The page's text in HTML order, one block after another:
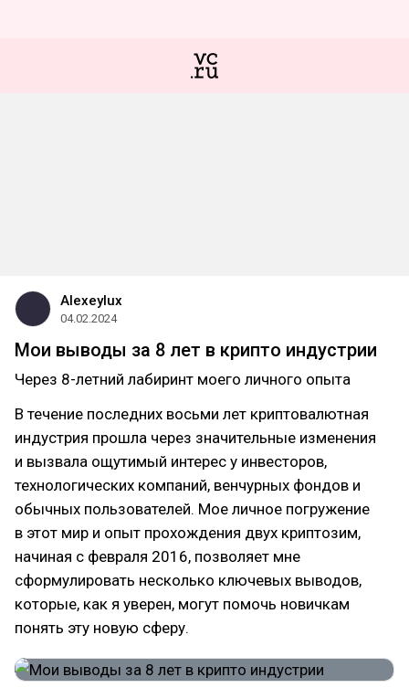
Alexeylux
04.02.2024
Мои выводы за 8 лет в крипто индустрии
Через 8-летний лабиринт моего личного опыта
В течение последних восьми лет криптовалютная
индустрия прошла через значительные изменения
и вызвала ощутимый интерес у инвесторов,
технологических компаний, венчурных фондов и
обычных пользователей. Мое личное погружение
в этот мир и опыт прохождения двух криптозим,
начиная с февраля 2016, позволяет мне
сформулировать несколько ключевых выводов,
которые, как я уверен, могут помочь новичкам
понять эту новую сферу.